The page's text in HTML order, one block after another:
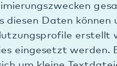
eigenen Webserver
diese Daten.
der Daten von